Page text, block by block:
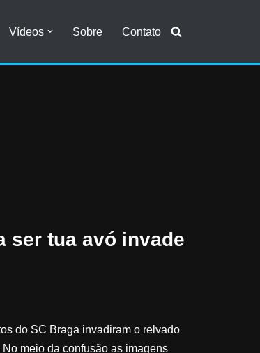
Vídeos Sobre Contato
ser tua avó invade
do SC Braga invadiram o relvado
meio da confusão as imagens